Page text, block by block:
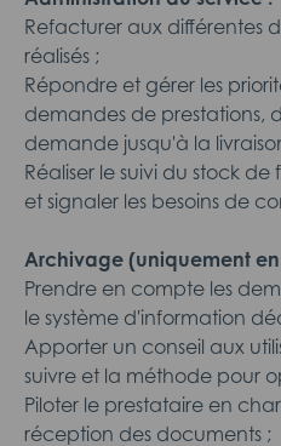
Refacturer aux différentes
réalisés ;
Répondre et gérer les
demandes de prestations,
demande jusqu'à la
Réaliser le suivi du stock de
et signaler les besoins de
Archivage (uniquement en
Prendre en compte les
le système d'information
Apporter un conseil aux
suivre et la méthode pour
Piloter le prestataire en
réception des documents ;